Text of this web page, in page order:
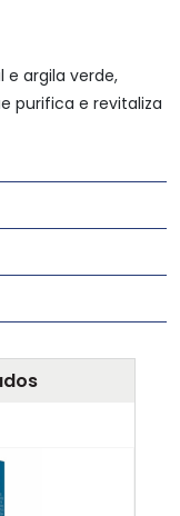
argila verde,
purifica e revitaliza